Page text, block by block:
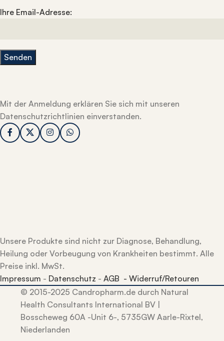
Ihre Email-Adresse:
Mit der Anmeldung erklären Sie sich mit unseren
Datenschutzrichtlinien einverstanden.
Unsere Produkte sind nicht zur Diagnose, Behandlung,
Heilung oder Vorbeugung von Krankheiten bestimmt. Alle
Preise inkl. MwSt.
Impressum - Datenschutz - AGB - Widerruf/Retouren
© 2015-2025 Candropharm.de durch Natural
Health Consultants International BV |
Bosscheweg 60A -Unit 6-, 5735GW Aarle-Rixtel,
Niederlanden